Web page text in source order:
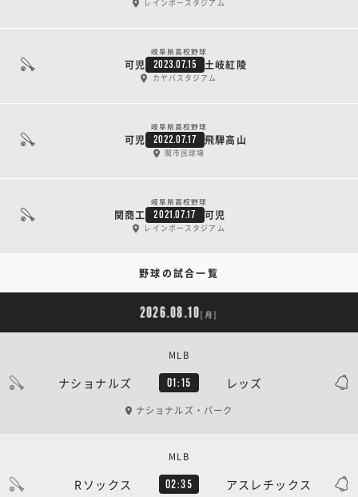
レインボースタジアム
岐阜県高校野球
可児 2023.07.15 土岐紅陵
カヤバスタジアム
岐阜県高校野球
可児 2022.07.17 飛騨高山
関市民球場
岐阜県高校野球
関商工 2021.07.17 可児
レインボースタジアム
野球の試合一覧
2026.08.10[月]
ナショナルズ 01:15 レッズ
MLB
ナショナルズ・パーク
Rソックス 02:35 アスレチックス
MLB